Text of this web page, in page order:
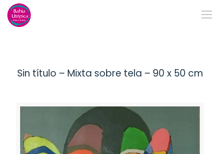
Sin título – Mixta sobre tela – 90 x 50 cm